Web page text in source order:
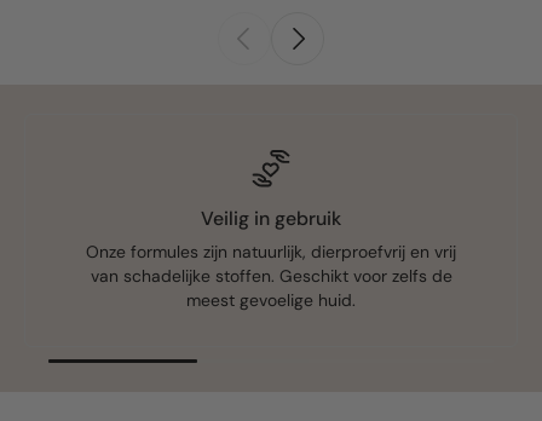
Veilig in gebruik
Onze formules zijn natuurlijk, dierproefvrij en vrij
van schadelijke stoffen. Geschikt voor zelfs de
meest gevoelige huid.